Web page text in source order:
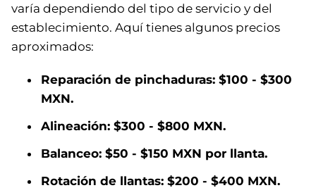
varía dependiendo del tipo de servicio y del
establecimiento. Aquí tienes algunos precios
aproximados:
Reparación de pinchaduras: $100 - $300
MXN.
Alineación: $300 - $800 MXN.
Balanceo: $50 - $150 MXN por llanta.
Rotación de llantas: $200 - $400 MXN.